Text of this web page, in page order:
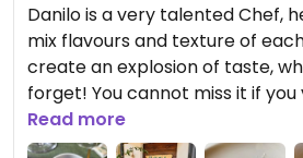
Danilo is a very talented Chef,
mix flavours and texture of
create an explosion of taste,
forget! You cannot miss it if
if you live in the nearby this is a
Danilo!
Read more